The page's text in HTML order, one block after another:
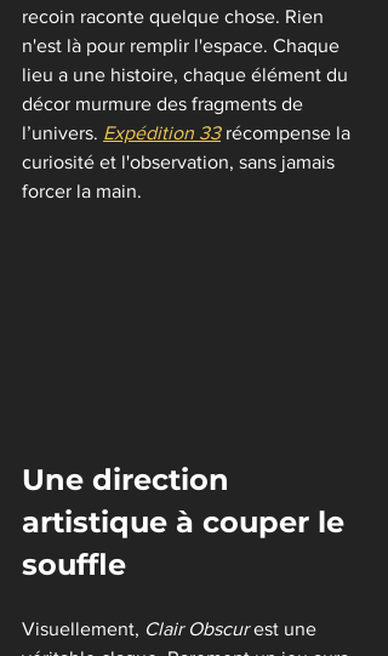
recoin raconte quelque chose. Rien
n'est là pour remplir l'espace. Chaque
lieu a une histoire, chaque élément du
décor murmure des fragments de
l’univers. Expédition 33 récompense la
curiosité et l'observation, sans jamais
forcer la main.
Une direction
artistique à couper le
souffle
Visuellement, Clair Obscur est une